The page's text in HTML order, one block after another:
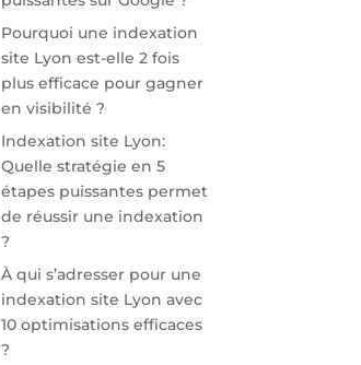
Pourquoi une indexation
site Lyon est-elle 2 fois
plus efficace pour gagner
en visibilité ?
Indexation site Lyon:
Quelle stratégie en 5
étapes puissantes permet
de réussir une indexation
?
À qui s’adresser pour une
indexation site Lyon avec
10 optimisations efficaces
?